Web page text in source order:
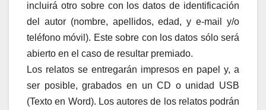
incluirá otro sobre con los datos de identificación
del autor (nombre, apellidos, edad, y e-mail y/o
teléfono móvil). Este sobre con los datos sólo será
abierto en el caso de resultar premiado.
Los relatos se entregarán impresos en papel y, a
ser posible, grabados en un CD o unidad USB
(Texto en Word). Los autores de los relatos podrán